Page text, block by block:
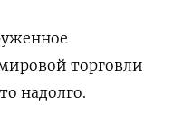
торговли
надолго.